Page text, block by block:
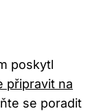
poskytl
připravit na
se poradit